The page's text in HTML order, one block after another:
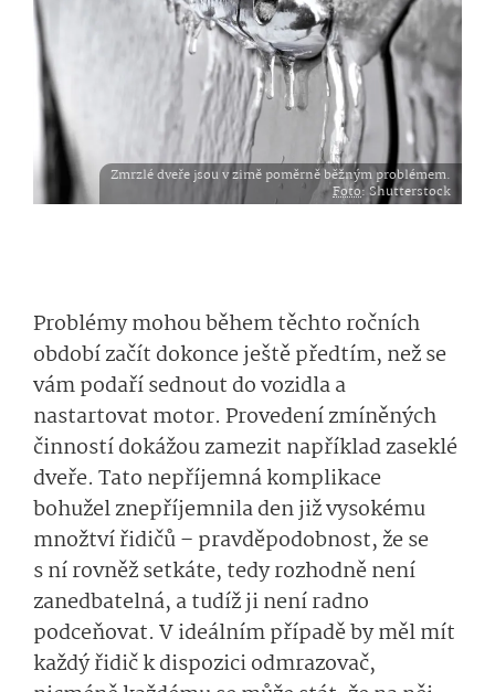
Zmrzlé dveře jsou v zimě poměrně běžným problémem.
Foto: Shutterstock
Problémy mohou během těchto ročních
období začít dokonce ještě předtím, než se
vám podaří sednout do vozidla a
nastartovat motor. Provedení zmíněných
činností dokážou zamezit například zaseklé
dveře. Tato nepříjemná komplikace
bohužel znepříjemnila den již vysokému
množtví řidičů – pravděpodobnost, že se
s ní rovněž setkáte, tedy rozhodně není
zanedbatelná, a tudíž ji není radno
podceňovat. V ideálním případě by měl mít
každý řidič k dispozici odmrazovač,